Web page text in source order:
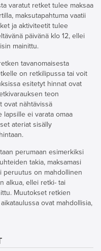
varatut retket tulee maksaa
maksutapahtuma vaatii
ja aktiviteetit tulee
päivänä klo 12, ellei
mainittu.
tavanomaisesta
on retkilipussa tai voit
esitetyt hinnat ovat
teon
ovat nähtävissä
lapsille ei varata omaa
ateriat sisälly
perumaan esimerkiksi
takia, maksamasi
peruutus on mahdollinen
alkua, ellei retki- tai
Muutokset retkien
ovat mahdollisia,